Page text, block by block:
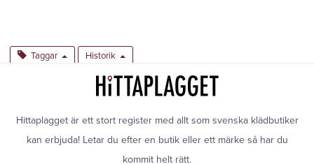
Taggar Historik
Hittaplagget är ett stort register med allt som svenska klädbutiker
kan erbjuda! Letar du efter en butik eller ett märke så har du
kommit helt rätt.